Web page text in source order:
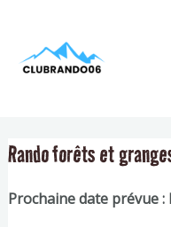
contenu
Rando forêts et
Prochaine date prévue
de
l’article